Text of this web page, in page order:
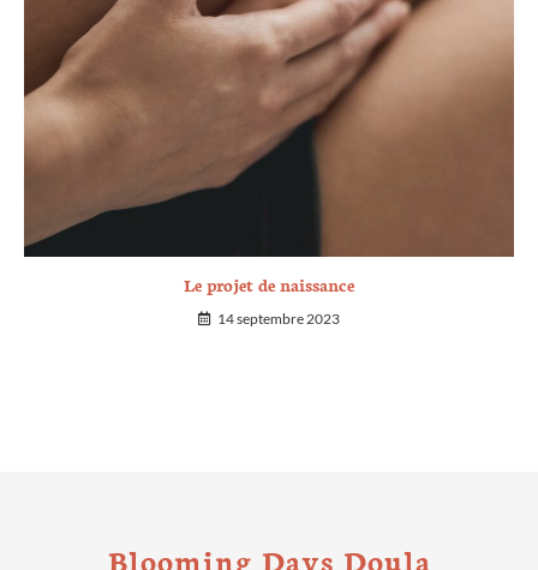
Le projet de naissance
14 septembre 2023
Blooming Days Doula